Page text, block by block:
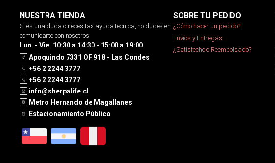
NUESTRA TIENDA
Si es una duda o necesitas ayuda tecnica, no dudes en
comunicarte con nosotros
Lun. - Vie. 10:30 a 14:30 - 15:00 a 19:00
Apoquindo 7331 OF 918 - Las Condes
+56 2 2244 3777
+56 2 2244 3777
info@sherpalife.cl
Metro Hernando de Magallanes
Estacionamiento Público
SOBRE TU PEDIDO
¿Cómo hacer un pedido?
Envíos y Entregas
¿Satisfecho o Reembolsado?